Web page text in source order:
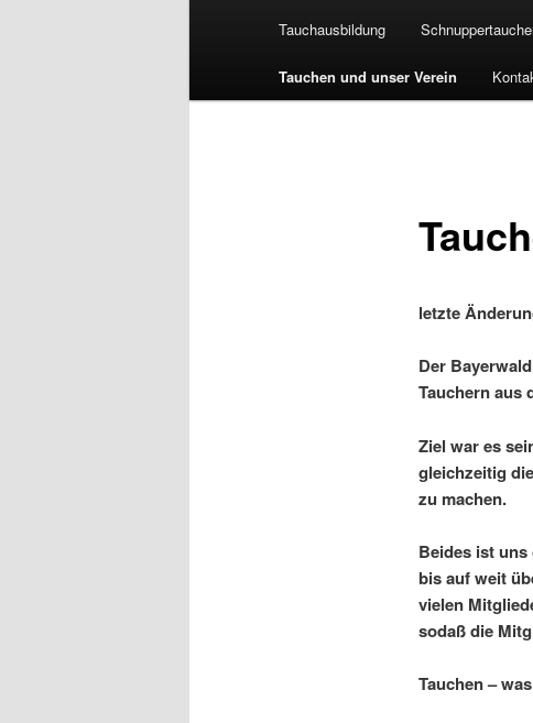
Tauchausbildung
Tauchen und unser Verein
letzte
Der
Tauchern aus
Ziel war es
gleichzeitig
zu machen.
Beides ist
bis auf weit
vielen
sodaß die
Tauchen –